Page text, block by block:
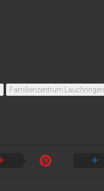
Familienzentrum Lauchringen